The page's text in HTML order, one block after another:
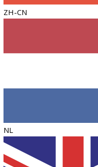
ZH-CN
NL